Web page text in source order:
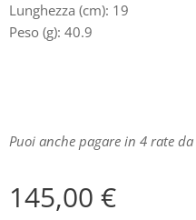
Lunghezza (cm): 19
Peso (g): 40.9
Puoi anche pagare in 4 rate da
145,00 €